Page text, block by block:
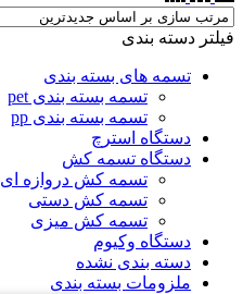
فیلتر دسته بندی
تسمه های بسته بندی
تسمه بسته بندی pet
تسمه بسته بندی pp
دستگاه استرچ
دستگاه تسمه کش
تسمه کش دروازه ای
تسمه کش دستی
تسمه کش میزی
دستگاه وکیوم
دسته بندی نشده
ملزومات بسته بندی